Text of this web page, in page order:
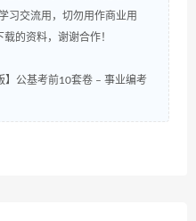
习交流用，切勿用作商业用
的资料，谢谢合作！
】公基考前10套卷 – 事业编考